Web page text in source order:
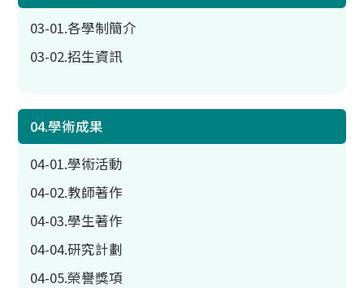
03-01.各學制簡介
03-02.招生資訊
04.學術成果
04-01.學術活動
04-02.教師著作
04-03.學生著作
04-04.研究計劃
04-05.榮譽獎項